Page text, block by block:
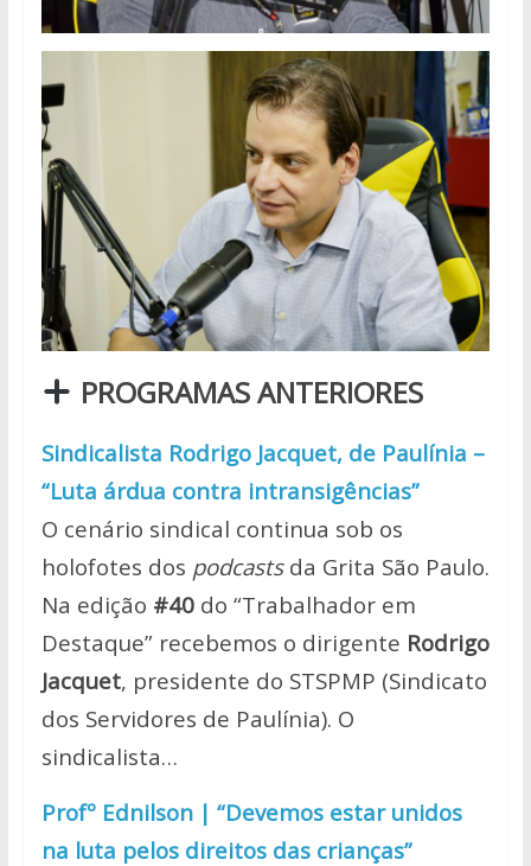
PROGRAMAS ANTERIORES
Sindicalista Rodrigo Jacquet, de Paulínia –
“Luta árdua contra intransigências”
O cenário sindical continua sob os
holofotes dos podcastsda Grita São Paulo.
Na edição #40do “Trabalhador em
Destaque” recebemos o dirigente Rodrigo
Jacquet, presidente do STSPMP (Sindicato
dos Servidores de Paulínia). O
sindicalista…
Profº Ednilson | “Devemos estar unidos
na luta pelos direitos das crianças”